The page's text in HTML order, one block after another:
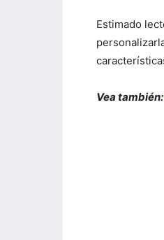
Estimado
Vea también: